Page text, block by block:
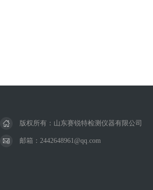
版权所有：山东赛锐特检测仪器有限公司
邮箱：2442648961@qq.com